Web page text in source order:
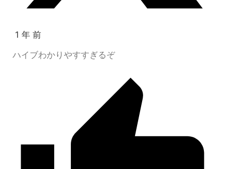
1 年 前
ハイブわかりやすすぎるぞ